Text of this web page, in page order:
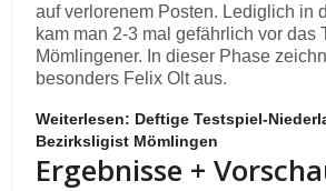
auf verlorenem Posten. Lediglich in
kam man 2-3 mal gefährlich vor das
Mömlingener. In dieser Phase
besonders Felix Olt aus.
Weiterlesen: Deftige Testspiel-
Bezirksligist Mömlingen
Ergebnisse +